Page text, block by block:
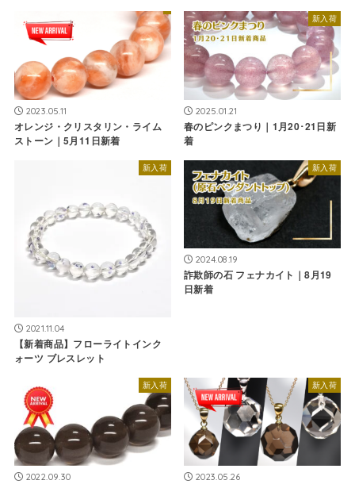
2023.05.11
オレンジ・クリスタリン・ライム
ストーン｜5月11日新着
新入荷
2025.01.21
春のピンクまつり｜1月20･21日新
着
新入荷
2021.11.04
【新着商品】フローライトインク
ォーツ ブレスレット
新入荷
2024.08.19
詐欺師の石 フェナカイト｜8月19
日新着
新入荷
2022.09.30
新入荷
2023.05.26